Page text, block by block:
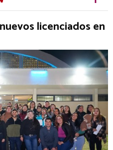
licenciados en